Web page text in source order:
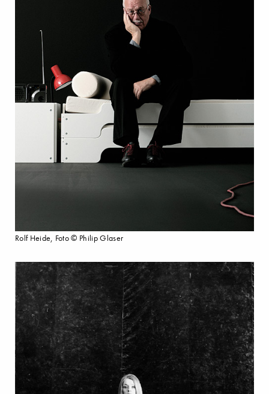
Rolf Heide, Foto © Philip Glaser